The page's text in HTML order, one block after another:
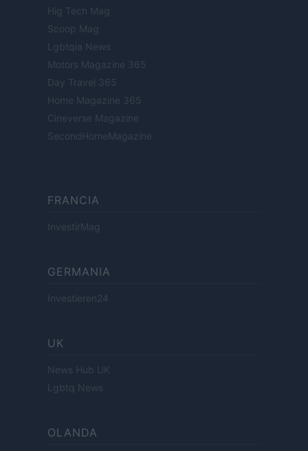
Hig Tech Mag
Scoop Mag
Lgbtqia News
Motors Magazine 365
Day Travel 365
Home Magazine 365
Cineverse Magazine
SecondHomeMagazine
FRANCIA
InvestirMag
GERMANIA
Investieren24
UK
News Hub UK
Lgbtq News
OLANDA